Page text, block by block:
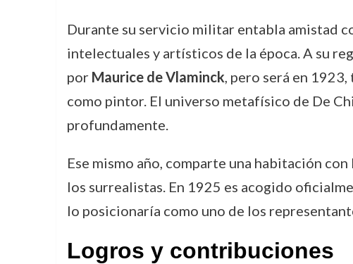
Durante su servicio militar entabla amistad
intelectuales y artísticos de la época. A su
por Maurice de Vlaminck, pero será en
como pintor. El universo metafísico de De
profundamente.
Ese mismo año, comparte una habitación
los surrealistas. En 1925 es acogido
lo posicionaría como uno de los
Logros y contribuciones